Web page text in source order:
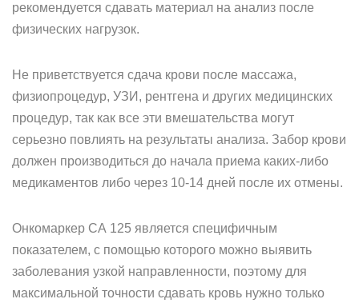
рекомендуется сдавать материал на анализ после
физических нагрузок.
Не приветствуется сдача крови после массажа,
физиопроцедур, УЗИ, рентгена и других медицинских
процедур, так как все эти вмешательства могут
серьезно повлиять на результаты анализа. Забор крови
должен производиться до начала приема каких-либо
медикаментов либо через 10-14 дней после их отмены.
Онкомаркер СА 125 является специфичным
показателем, с помощью которого можно выявить
заболевания узкой направленности, поэтому для
максимальной точности сдавать кровь нужно только